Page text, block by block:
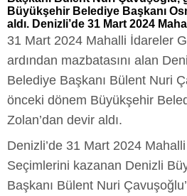
Büyükşehir Belediye Başkanı
aldı. Denizli’de 31 Mart 2024
31 Mart 2024 Mahalli İdareler
ardından mazbatasını alan
Belediye Başkanı Bülent Nuri
önceki dönem Büyükşehir
Zolan’dan devir aldı.
Denizli’de 31 Mart 2024
Seçimlerini kazanan Denizli
Başkanı Bülent Nuri